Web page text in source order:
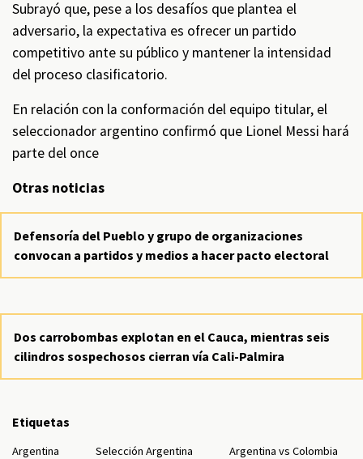
Subrayó que, pese a los desafíos que plantea el
adversario, la expectativa es ofrecer un partido
competitivo ante su público y mantener la intensidad
del proceso clasificatorio.
En relación con la conformación del equipo titular, el
seleccionador argentino confirmó que Lionel Messi hará
parte del once
Otras noticias
Defensoría del Pueblo y grupo de organizaciones
convocan a partidos y medios a hacer pacto electoral
Dos carrobombas explotan en el Cauca, mientras seis
cilindros sospechosos cierran vía Cali-Palmira
Etiquetas
Argentina Selección Argentina
Argentina vs Colombia